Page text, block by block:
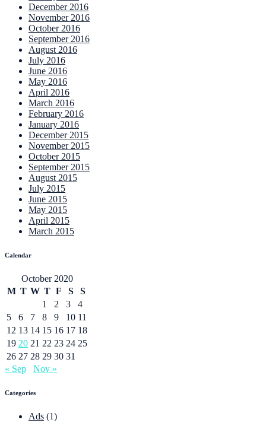
December 2016
November 2016
October 2016
September 2016
August 2016
July 2016
June 2016
May 2016
April 2016
March 2016
February 2016
January 2016
December 2015
November 2015
October 2015
September 2015
August 2015
July 2015
June 2015
May 2015
April 2015
March 2015
Calendar
October 2020
M T W T F S
S
1
2 3
4
5
6 7 8 9 10 11
12 13 14 15 16 17 18
19 20 21 22 23 24 25
26 27 28 29 30 31
« Sep
Nov »
Categories
Ads (1)